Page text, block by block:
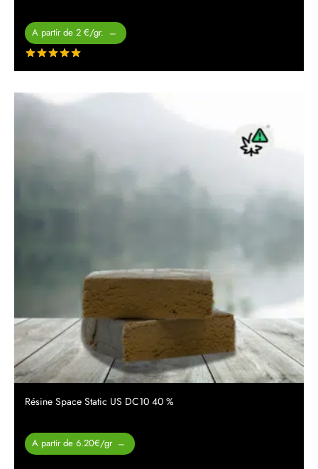
A partir de 2 €/gr. –
Plage de
prix :
200.00 €
Résine Space Static US DC10 40 %
A partir de 6.20€/gr –
Plage de
prix :